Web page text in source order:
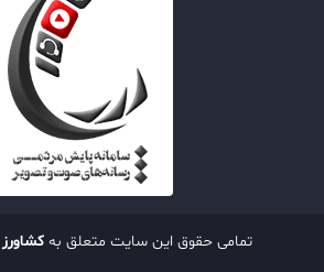
تمامی حقوق این سایت متعلق به